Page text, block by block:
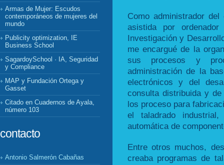
Armas de Mujer: Escudos
contemporáneos de mujeres del
mundo
Publicity optimization, IE
Business School
SagardoySchool · IA, Seguridad
y Compliance
MAP y Fundación Ortega y
Gasset
Citado en Cuadernos de Ayala,
número 103
contacto
Antonio Salmerón Cabañas
Como administrador
asistida por
Investigación y
me encargué de la
sus procesos y
administración de la
electrónicos y del
consulta distribuida y
los proceso para
el taladrado
automática de
Entre otros muchos,
creaba programas de